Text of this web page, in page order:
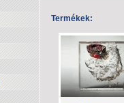
Termékek: